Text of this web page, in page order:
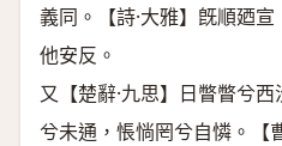
義同。【詩·大雅】旣順廼
他安反。
又【楚辭·九思】日瞥瞥兮
兮未通，悵惝罔兮自憐。【